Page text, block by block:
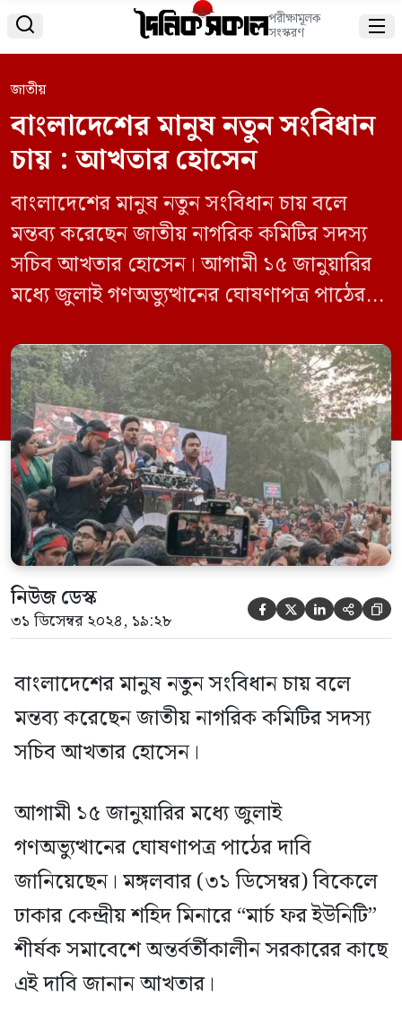
 পরীক্ষামূলক
সংস্করণ 
জাতীয়
বাংলাদেশের মানুষ নতুন সংবিধান
চায় : আখতার হোসেন
বাংলাদেশের মানুষ নতুন সংবিধান চায় বলে
মন্তব্য করেছেন জাতীয় নাগরিক কমিটির সদস্য
সচিব আখতার হোসেন। আগামী ১৫ জানুয়ারির
মধ্যে জুলাই গণঅভ্যুত্থানের ঘোষণাপত্র পাঠের
বিকেলে ঢাকার কেন্দ্রীয় শহিদ মিনারে “মার্চ ফর
ইউনিটি” শীর্ষক সমাবেশে অন্তর্বর্তীকালীন
সরকারের কাছে এই দাবি জানান আখতার।
এসময় আখতার হোসেন বলেন, “এ দেশের মানুষ
এক নতুন বাংলাদেশ […]
নিউজ ডেস্ক
৩১ ডিসেম্বর ২০২৪, ১৯:২৮     
বাংলাদেশের মানুষ নতুন সংবিধান চায় বলে
মন্তব্য করেছেন জাতীয় নাগরিক কমিটির সদস্য
সচিব আখতার হোসেন।
আগামী ১৫ জানুয়ারির মধ্যে জুলাই
গণঅভ্যুত্থানের ঘোষণাপত্র পাঠের দাবি
জানিয়েছেন। মঙ্গলবার (৩১ ডিসেম্বর) বিকেলে
ঢাকার কেন্দ্রীয় শহিদ মিনারে “মার্চ ফর ইউনিটি”
শীর্ষক সমাবেশে অন্তর্বর্তীকালীন সরকারের কাছে
এই দাবি জানান আখতার।